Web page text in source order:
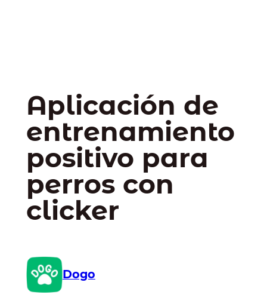
Aplicación de
entrenamiento
positivo para
perros con
clicker
Dogo